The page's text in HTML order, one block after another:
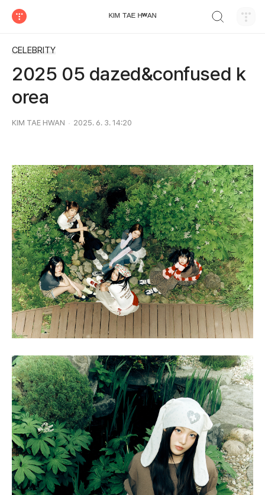
ᴷᴵᴹ ᵀᴬᴱ ᴴʷᴬᴺ
CELEBRITY
2025 05 dazed&confused k
orea
KIM TAE HWAN 2025. 6. 3. 14:20